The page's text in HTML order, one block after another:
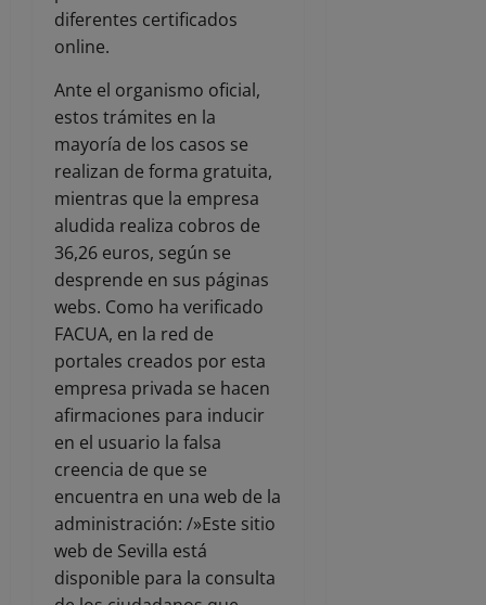
diferentes certificados
online.
Ante el organismo oficial,
estos trámites en la
mayoría de los casos se
realizan de forma gratuita,
mientras que la empresa
aludida realiza cobros de
36,26 euros, según se
desprende en sus páginas
webs. Como ha verificado
FACUA, en la red de
portales creados por esta
empresa privada se hacen
afirmaciones para inducir
en el usuario la falsa
creencia de que se
encuentra en una web de la
administración: /»Este sitio
web de Sevilla está
disponible para la consulta